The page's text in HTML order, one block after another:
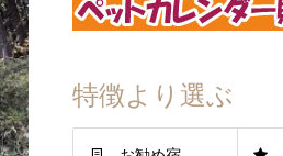
特徴より選ぶ